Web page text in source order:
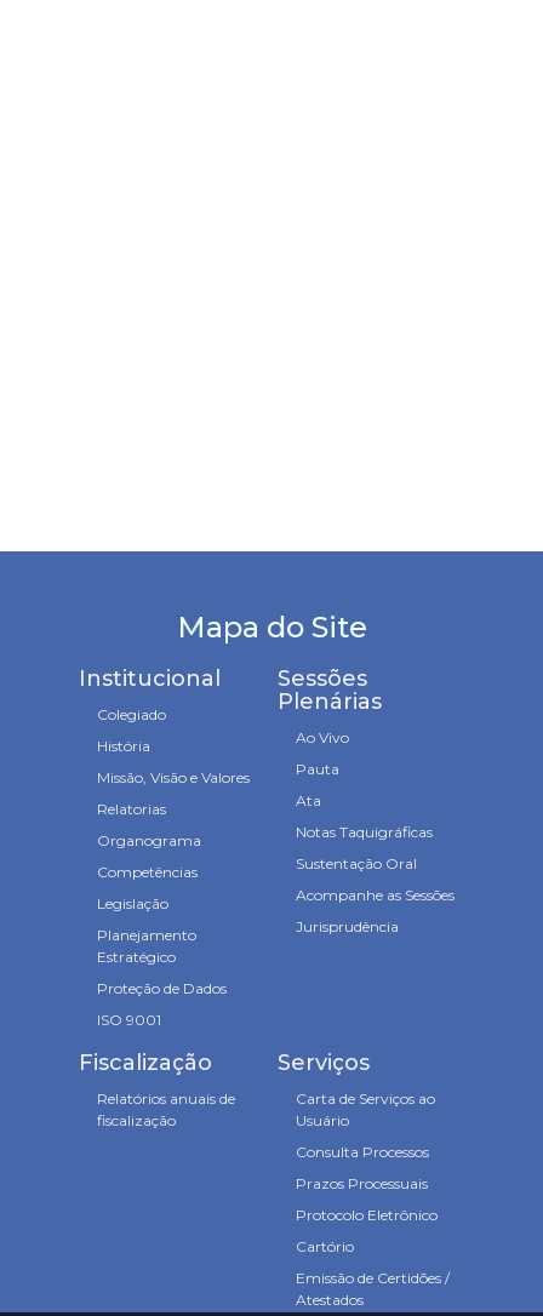
Mapa do Site
Institucional
Colegiado
História
Missão, Visão e Valores
Relatorias
Organograma
Competências
Legislação
Planejamento
Estratégico
Proteção de Dados
ISO 9001
Sessões
Plenárias
Ao Vivo
Pauta
Ata
Notas Taquigráficas
Sustentação Oral
Acompanhe as Sessões
Jurisprudência
Fiscalização
Relatórios anuais de
fiscalização
Serviços
Carta de Serviços ao
Usuário
Consulta Processos
Prazos Processuais
Protocolo Eletrônico
Cartório
Emissão de Certidões /
Atestados